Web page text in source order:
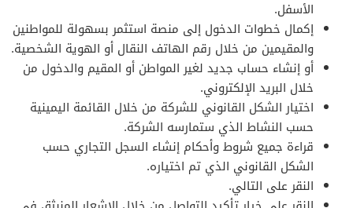
الأسفل.
إكمال خطوات الدخول إلى منصة استثمر بسهولة للمواطنين
والمقيمين من خلال رقم الهاتف النقال أو الهوية الشخصية.
أو إنشاء حساب جديد لغير المواطن أو المقيم والدخول من
خلال البريد الإلكتروني.
اختيار الشكل القانوني للشركة من خلال القائمة اليمينية
حسب النشاط الذي ستمارسه الشركة.
قراءة جميع شروط وأحكام إنشاء السجل التجاري حسب
الشكل القانوني الذي تم اختياره.
النقر على التالي.